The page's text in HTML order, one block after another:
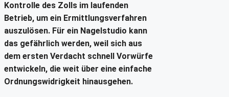
Kontrolle des Zolls im laufenden
Betrieb, um ein Ermittlungsverfahren
auszulösen. Für ein Nagelstudio kann
das gefährlich werden, weil sich aus
dem ersten Verdacht schnell Vorwürfe
entwickeln, die weit über eine einfache
Ordnungswidrigkeit hinausgehen.